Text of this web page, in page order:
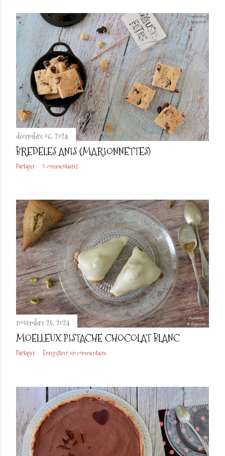
décembre 06, 2024
BREDELES ANIS (MARIONNETTES)
Partager 2 commentaires
novembre 25, 2024
MOELLEUX PISTACHE CHOCOLAT BLANC
Partager Enregistrer un commentaire